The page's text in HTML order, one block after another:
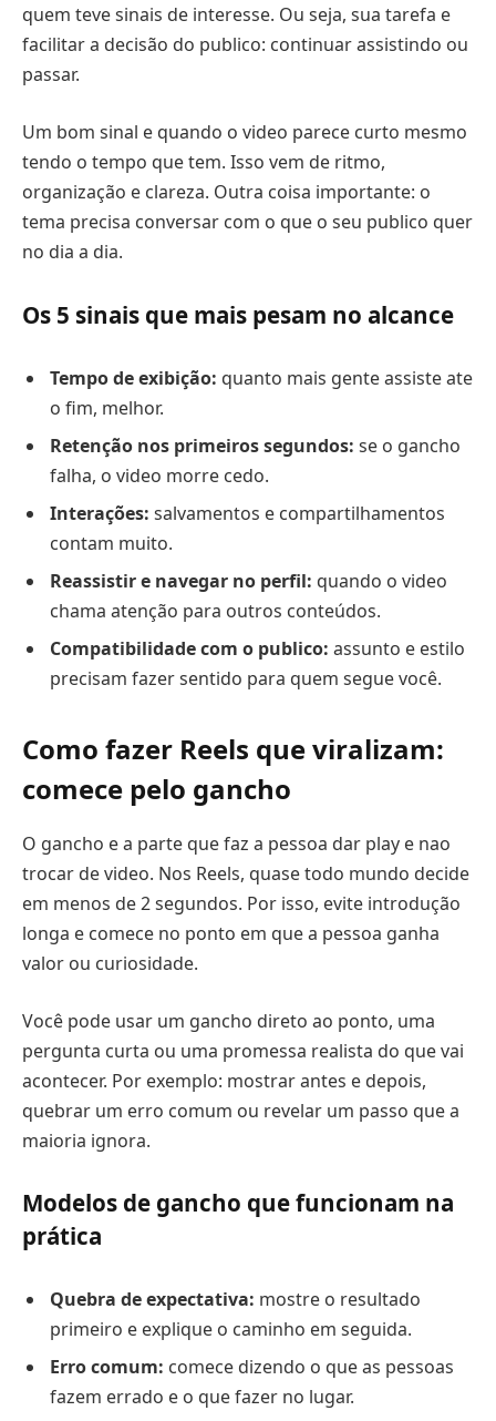
quem teve sinais de interesse. Ou seja, sua tarefa e
facilitar a decisão do publico: continuar assistindo ou
passar.
Um bom sinal e quando o video parece curto mesmo
tendo o tempo que tem. Isso vem de ritmo,
organização e clareza. Outra coisa importante: o
tema precisa conversar com o que o seu publico quer
no dia a dia.
Os 5 sinais que mais pesam no alcance
Tempo de exibição: quanto mais gente assiste ate
o fim, melhor.
Retenção nos primeiros segundos: se o gancho
falha, o video morre cedo.
Interações: salvamentos e compartilhamentos
contam muito.
Reassistir e navegar no perfil: quando o video
chama atenção para outros conteúdos.
Compatibilidade com o publico: assunto e estilo
precisam fazer sentido para quem segue você.
Como fazer Reels que viralizam:
comece pelo gancho
O gancho e a parte que faz a pessoa dar play e nao
trocar de video. Nos Reels, quase todo mundo decide
em menos de 2 segundos. Por isso, evite introdução
longa e comece no ponto em que a pessoa ganha
valor ou curiosidade.
Você pode usar um gancho direto ao ponto, uma
pergunta curta ou uma promessa realista do que vai
acontecer. Por exemplo: mostrar antes e depois,
quebrar um erro comum ou revelar um passo que a
maioria ignora.
Modelos de gancho que funcionam na
prática
Quebra de expectativa: mostre o resultado
primeiro e explique o caminho em seguida.
Erro comum: comece dizendo o que as pessoas
fazem errado e o que fazer no lugar.